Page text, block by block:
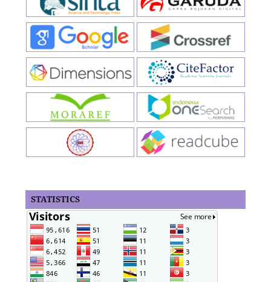
STATISTICS